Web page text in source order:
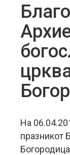
На
празникот